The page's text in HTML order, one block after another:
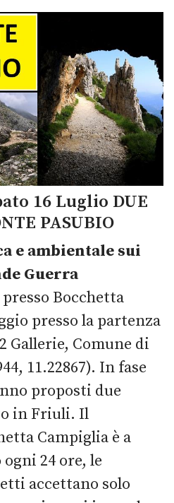
16 Luglio DUE
PASUBIO
e ambientale sui
Guerra
presso Bocchetta
presso la partenza
Gallerie, Comune di
11.22867). In fase
proposti due
in Friuli. Il
Campiglia è a
24 ore, le
accettano solo